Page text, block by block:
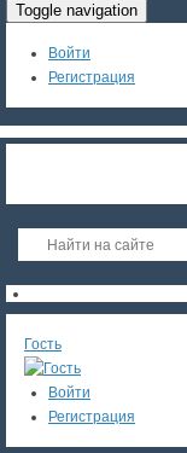
Toggle navigation
Войти
Регистрация
Гость
Войти
Регистрация